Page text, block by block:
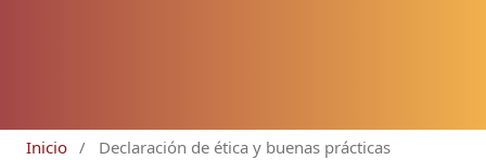
Inicio / Declaración de ética y buenas prácticas